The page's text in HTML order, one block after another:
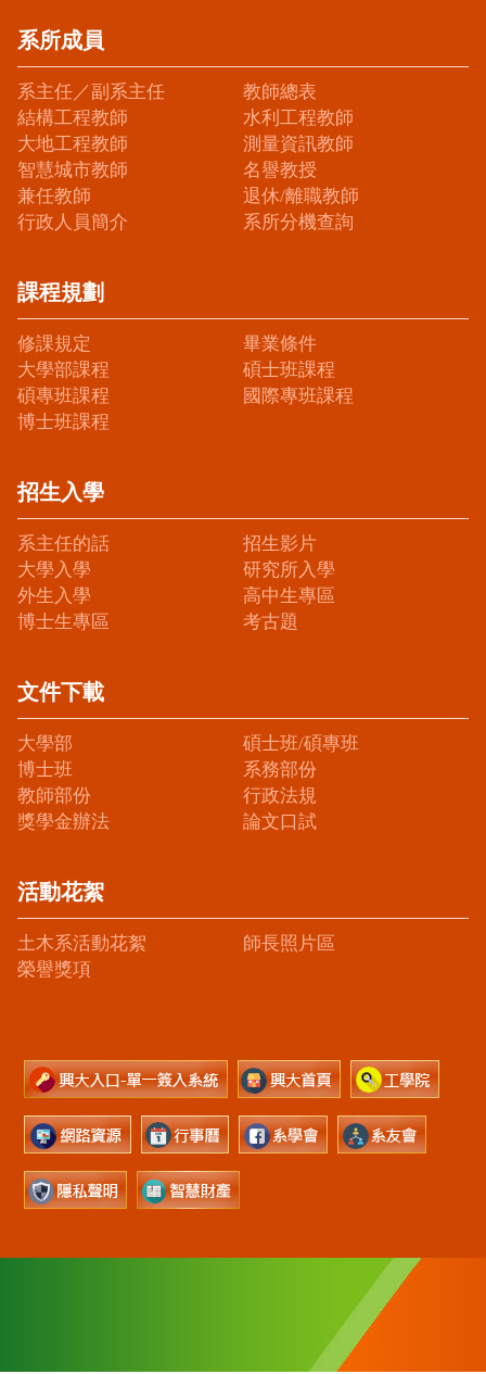
系所成員
系主任／副系主任
教師總表
結構工程教師
水利工程教師
大地工程教師
測量資訊教師
智慧城市教師
名譽教授
兼任教師
退休/離職教師
行政人員簡介
系所分機查詢
課程規劃
修課規定
畢業條件
大學部課程
碩士班課程
碩專班課程
國際專班課程
博士班課程
招生入學
系主任的話
招生影片
大學入學
研究所入學
外生入學
高中生專區
博士生專區
考古題
文件下載
大學部
碩士班/碩專班
博士班
系務部份
教師部份
行政法規
獎學金辦法
論文口試
活動花絮
土木系活動花絮
師長照片區
榮譽獎項